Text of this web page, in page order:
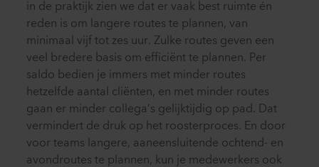
in de praktijk zien we dat er vaak best ruimte én
reden is om langere routes te plannen, van
minimaal vijf tot zes uur. Zulke routes geven een
veel bredere basis om efficiënt te plannen. Per
saldo bedien je immers met minder routes
hetzelfde aantal cliënten, en met minder routes
gaan er minder collega’s gelijktijdig op pad. Dat
vermindert de druk op het roosterproces. En door
voor teams langere, aaneensluitende ochtend- en
avondroutes te plannen, kun je medewerkers ook